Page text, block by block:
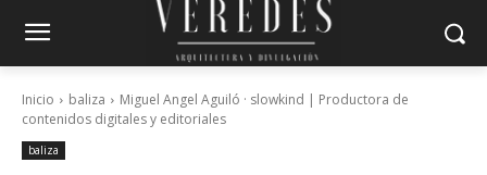
Inicio baliza
Miguel Angel Aguiló · slowkind | Productora de
contenidos digitales y editoriales
baliza